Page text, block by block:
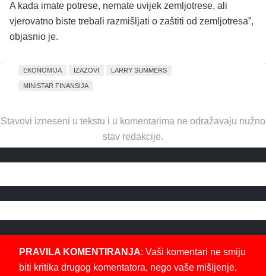
A kada imate potrese, nemate uvijek zemljotrese, ali
vjerovatno biste trebali razmišljati o zaštiti od zemljotresa”,
objasnio je.
EKONOMIJA IZAZOVI LARRY SUMMERS
MINISTAR FINANSIJA
Stavovi izneseni u tekstu i u komentarima ne odražavaju nužno
stav redakcije.
PRAVILA KOMENTIRANJA: Vaši komentari ne smiju
biti kritika drugog komentatora, nego vaše mišljenje,